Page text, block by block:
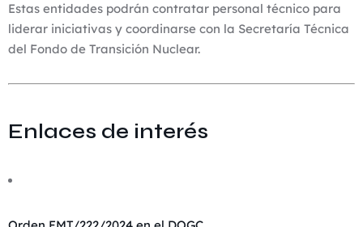
Estas entidades podrán contratar personal técnico para
liderar iniciativas y coordinarse con la Secretaría Técnica
del Fondo de Transición Nuclear.
Enlaces de interés